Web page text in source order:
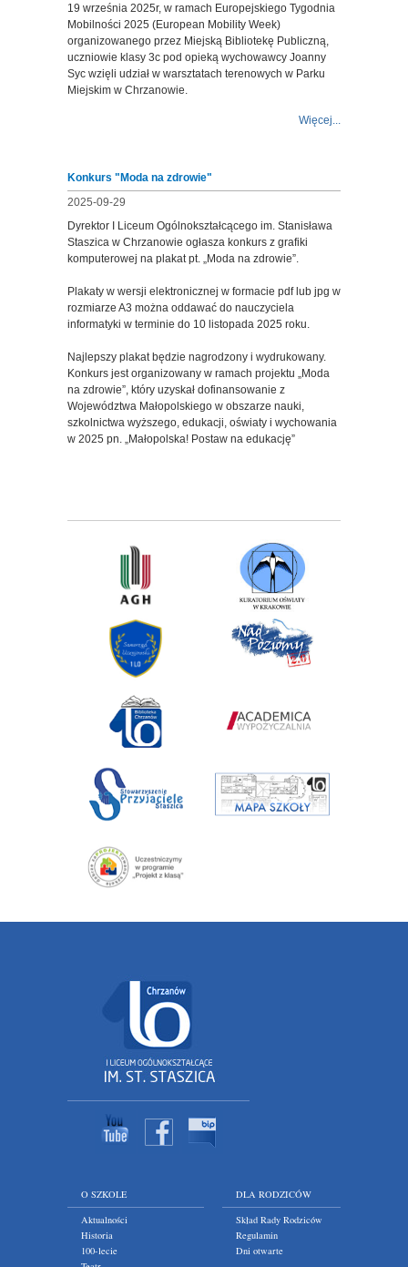
19 września 2025r, w ramach Europejskiego Tygodnia
Mobilności 2025 (European Mobility Week)
organizowanego przez Miejską Bibliotekę Publiczną,
uczniowie klasy 3c pod opieką wychowawcy Joanny
Syc wzięli udział w warsztatach terenowych w Parku
Miejskim w Chrzanowie.
Więcej...
Konkurs "Moda na zdrowie"
2025-09-29
Dyrektor I Liceum Ogólnokształcącego im. Stanisława
Staszica w Chrzanowie ogłasza konkurs z grafiki
komputerowej na plakat pt. „Moda na zdrowie”.
Plakaty w wersji elektronicznej w formacie pdf lub jpg w
rozmiarze A3 można oddawać do nauczyciela
informatyki w terminie do 10 listopada 2025 roku.
Najlepszy plakat będzie nagrodzony i wydrukowany.
Konkurs jest organizowany w ramach projektu „Moda
na zdrowie”, który uzyskał dofinansowanie z
Województwa Małopolskiego w obszarze nauki,
szkolnictwa wyższego, edukacji, oświaty i wychowania
w 2025 pn. „Małopolska! Postaw na edukację”
O SZKOLE
Aktualności
Historia
100-lecie
DLA RODZICÓW
Skład Rady Rodziców
Regulamin
Dni otwarte